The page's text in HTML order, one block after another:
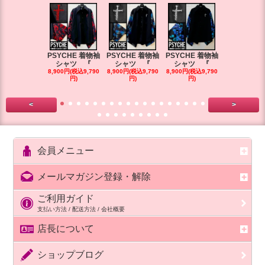
PSYCHE 着物袖
シャツ 『
8,900円(税込9,790
円)
PSYCHE 着物袖
シャツ 『
8,900円(税込9,790
円)
PSYCHE 着物袖
シャツ 『
8,900円(税込9,790
円)
< >
会員メニュー
メールマガジン登録・解除
ご利用ガイド
支払い方法 / 配送方法 / 会社概要
店長について
ショップブログ